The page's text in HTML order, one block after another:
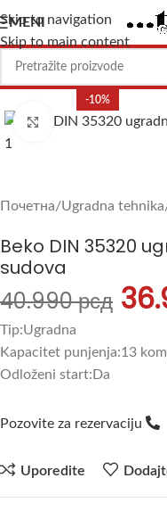
Skip to navigation
Skip to main content
MENI
-10%
Uvećajte sliku
Почетна Ugradna tehnika
Beko DIN 35320
sudova
40.990рсд
Tip:Ugradna
Kapacitet punjenja:13
Odloženi start:Da
Pozovite za rezervaciju
Uporedite